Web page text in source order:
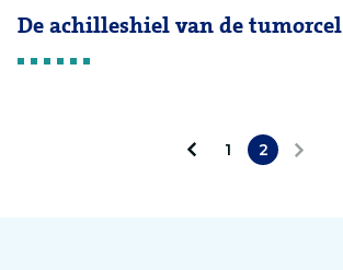
De achilleshiel van de tumorcel
1
2